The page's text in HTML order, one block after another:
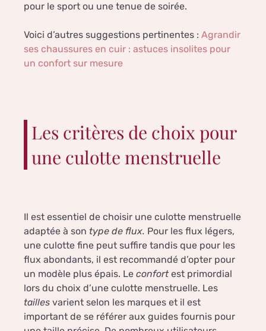
pour le sport ou une tenue de soirée.
Voici d’autres suggestions pertinentes : Agrandir
ses chaussures en cuir : astuces insolites pour
un confort sur mesure
Les critères de choix pour
une culotte menstruelle
Il est essentiel de choisir une culotte menstruelle
adaptée à son type de flux. Pour les flux légers,
une culotte fine peut suffire tandis que pour les
flux abondants, il est recommandé d’opter pour
un modèle plus épais. Le confortest primordial
lors du choix d’une culotte menstruelle. Les
tailles varient selon les marques et il est
important de se référer aux guides fournis pour